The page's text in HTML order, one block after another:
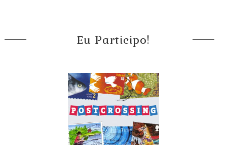
Eu Participo!